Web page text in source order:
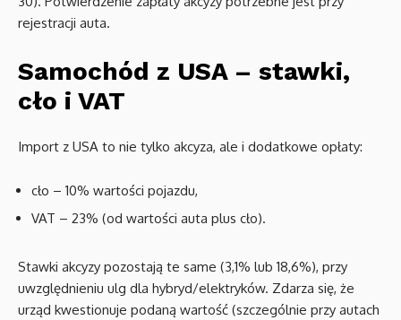
rejestracji auta.
Samochód z USA – stawki,
cło i VAT
Import z USA to nie tylko akcyza, ale i dodatkowe opłaty:
cło – 10% wartości pojazdu,
VAT – 23% (od wartości auta plus cło).
Stawki akcyzy pozostają te same (3,1% lub 18,6%), przy
uwzględnieniu ulg dla hybryd/elektryków. Zdarza się, że
urząd kwestionuje podaną wartość (szczególnie przy autach